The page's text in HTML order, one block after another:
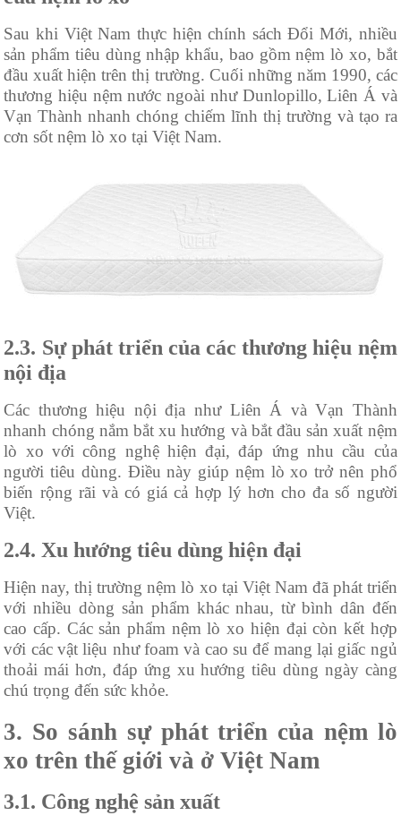
Sau khi Việt Nam thực hiện chính sách Đổi Mới, nhiều
sản phẩm tiêu dùng nhập khẩu, bao gồm nệm lò xo, bắt
đầu xuất hiện trên thị trường. Cuối những năm 1990, các
thương hiệu nệm nước ngoài như Dunlopillo, Liên Á và
Vạn Thành nhanh chóng chiếm lĩnh thị trường và tạo ra
cơn sốt nệm lò xo tại Việt Nam.
2.3. Sự phát triển của các thương hiệu nệm
nội địa
Các thương hiệu nội địa như Liên Á và Vạn Thành
nhanh chóng nắm bắt xu hướng và bắt đầu sản xuất nệm
lò xo với công nghệ hiện đại, đáp ứng nhu cầu của
người tiêu dùng. Điều này giúp nệm lò xo trở nên phổ
biến rộng rãi và có giá cả hợp lý hơn cho đa số người
Việt.
2.4. Xu hướng tiêu dùng hiện đại
Hiện nay, thị trường nệm lò xo tại Việt Nam đã phát triển
với nhiều dòng sản phẩm khác nhau, từ bình dân đến
cao cấp. Các sản phẩm nệm lò xo hiện đại còn kết hợp
với các vật liệu như foam và cao su để mang lại giấc ngủ
thoải mái hơn, đáp ứng xu hướng tiêu dùng ngày càng
chú trọng đến sức khỏe.
3. So sánh sự phát triển của nệm lò
xo trên thế giới và ở Việt Nam
3.1. Công nghệ sản xuất